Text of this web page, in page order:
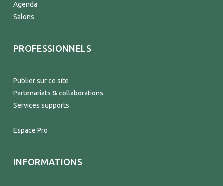
Agenda
Salons
PROFESSIONNELS
Publier sur ce site
Partenariats & collaborations
Services supports
Espace Pro
INFORMATIONS